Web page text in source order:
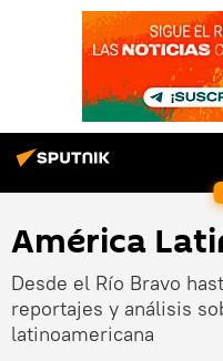
América
Desde el Río Bravo
reportajes y análisis
latinoamericana